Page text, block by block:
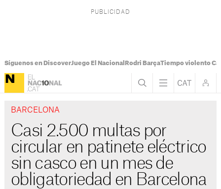
Síguenos en DiscoverJuego El Nacional Rodri BarçaTiempo violento
BARCELONA
Casi 2.500 multas por
circular en patinete eléctrico
sin casco en un mes de
obligatoriedad en Barcelona